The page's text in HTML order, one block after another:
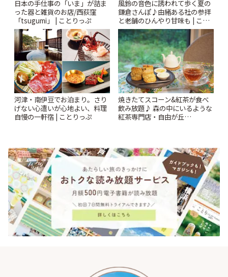
日本の手仕事の「いま」が詰ま
った器と雑貨のお店/西荻窪
「tsugumi」 | ことりっぷ
風鈴の音色に誘われて歩く夏の
鎌倉さんぽ♪由緒ある社の参拝
と老舗のひんやり甘味も | こと
りっぷ
河津・南伊豆でお泊まり。さり
げない心遣いが心地よい、料理
自慢の一軒宿 | ことりっぷ
焼きたてスコーン&紅茶が食べ
飲み放題♪ 森の中にいるような
紅茶専門店・自由が丘